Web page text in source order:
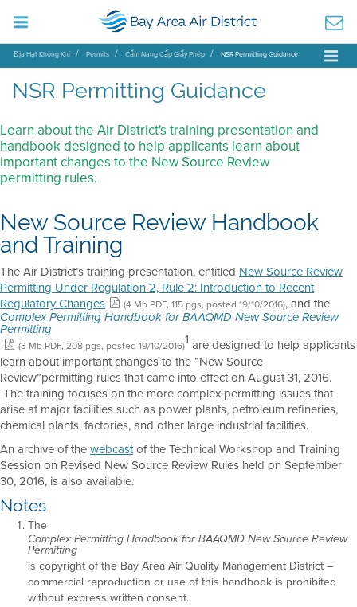
Địa Hạt Không Khí Permits Cẩm Nang Cấp Giấy Phép NSR Permitting Guidance
NSR Permitting Guidance
Learn about the Air District's training presentation and
handbook designed to help applicants learn about
important changes to the New Source Review
permitting rules.
New Source Review Handbook
and Training
The Air District’s training presentation, entitled New Source Review
Permitting Under Regulation 2, Rule 2: Introduction to Recent
Regulatory Changes
(4 Mb PDF, 115 pgs, posted 19/10/2016), and the
Complex Permitting Handbook for BAAQMD New Source Review
Permitting
(3 Mb PDF, 208 pgs, posted 19/10/2016)1 are designed to help applicants
learn about important changes to the “New Source
Review”permitting rules that came into effect on August 31, 2016.
The training focuses on the more complex permitting issues that
arise at major facilities such as power plants, petroleum refineries,
chemical plants, factories, and other large industrial facilities.
An archive of thewebcastof the Technical Workshop and Training
Session on Revised New Source Review Rules held on September
30, 2016, is also available.
Notes
The
Complex Permitting Handbook for BAAQMD New Source Review
Permitting
is copyright of the Bay Area Air Quality Management District –
commercial reproduction or use of this handbook is prohibited
without express written consent.